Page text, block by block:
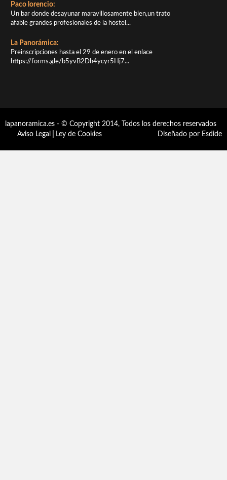
Paco lorencio:
Un bar donde desayunar maravillosamente bien,un trato
afable grandes profesionales de la hostel...
La Panorámica:
Preinscripciones hasta el 29 de enero en el enlace
https://forms.gle/b5yvB2Dh4ycyr5Hj7...
lapanoramica.es - © Copyright 2014, Todos los derechos reservados
Aviso Legal
Ley de Cookies Diseñado por Esdide